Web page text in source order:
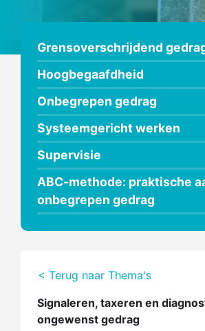
Grensoverschrijdend
Hoogbegaafdheid
Onbegrepen gedrag
Systeemgericht werken
Supervisie
ABC-methode: praktische
onbegrepen gedrag
< Terug naar Thema's
Signaleren, taxeren en
ongewenst gedrag